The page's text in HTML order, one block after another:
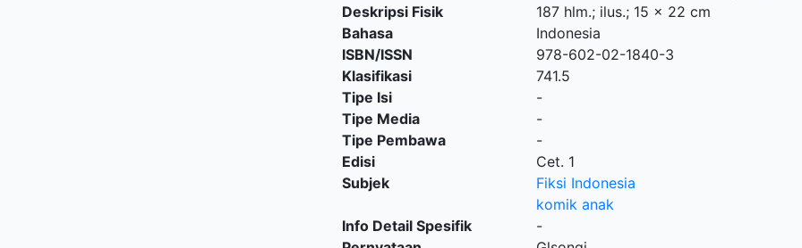
Deskripsi Fisik
187 hlm.; ilus.; 15 x 22 cm
Bahasa
Indonesia
ISBN/ISSN
978-602-02-1840-3
Klasifikasi
741.5
Tipe Isi
-
Tipe Media
-
Tipe Pembawa
-
Edisi
Cet. 1
Subjek
Fiksi Indonesia
komik anak
Info Detail Spesifik
-